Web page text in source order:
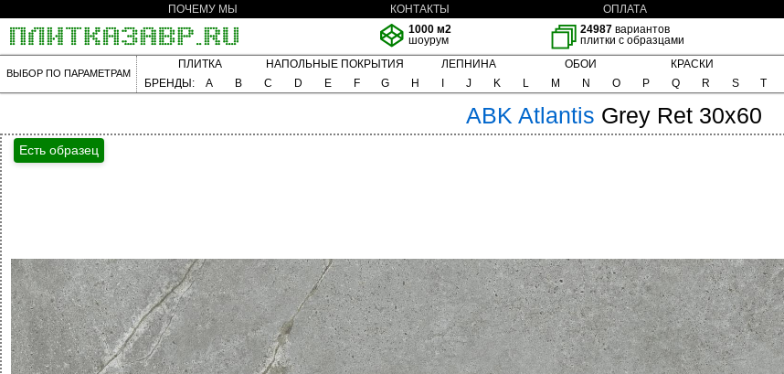
ПОЧЕМУ МЫ КОНТАКТЫ ОПЛАТА
1000 м2
шоурум
24987 вариантов
плитки с образцами
ВЫБОР ПО ПАРАМЕТРАМ
ПЛИТКА НАПОЛЬНЫЕ ПОКРЫТИЯ ЛЕПНИНА ОБОИ КРАСКИ
БРЕНДЫ:
A B C D E F G H J K L M N O P Q R S T
ABK Atlantis Grey Ret 30x60
Есть образец